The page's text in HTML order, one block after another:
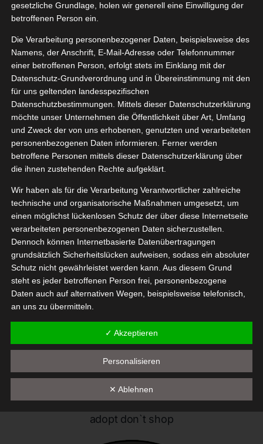
04, 2025
Factor
Pure
Glow
Haut Lifestyle
Max Factor Miracle Pure Golden Glow
Bronzer
April 1, 2025 | Beauty,Haut ,Lifestyle,Produktvorstellungen
adopt don`t shop
gesetzliche Grundlage, holen wir generell eine Einwilligung der
betroffenen Person ein.
Die Verarbeitung personenbezogener Daten, beispielsweise des
Namens, der Anschrift, E-Mail-Adresse oder Telefonnummer
einer betroffenen Person, erfolgt stets im Einklang mit der
Datenschutz-Grundverordnung und in Übereinstimmung mit den
für uns geltenden landesspezifischen
Datenschutzbestimmungen. Mittels dieser Datenschutzerklärung
möchte unser Unternehmen die Öffentlichkeit über Art, Umfang
und Zweck der von uns erhobenen, genutzten und verarbeiteten
personenbezogenen Daten informieren. Ferner werden
betroffene Personen mittels dieser Datenschutzerklärung über
die ihnen zustehenden Rechte aufgeklärt.
Wir haben als für die Verarbeitung Verantwortlicher zahlreiche
technische und organisatorische Maßnahmen umgesetzt, um
einen möglichst lückenlosen Schutz der über diese Internetseite
verarbeiteten personenbezogenen Daten sicherzustellen.
Dennoch können Internetbasierte Datenübertragungen
grundsätzlich Sicherheitslücken aufweisen, sodass ein absoluter
Schutz nicht gewährleistet werden kann. Aus diesem Grund
steht es jeder betroffenen Person frei, personenbezogene
Daten auch auf alternativen Wegen, beispielsweise telefonisch,
an uns zu übermitteln.
Begriffsbestimmungen
Die Datenschutzerklärung beruht auf den Begrifflichkeiten, die
durch den Europäischen Richtlinien- und Verordnungsgeber
beim Erlass der Datenschutz-Grundverordnung (DS-GVO)
Geschäftspartner einfach lesbar und verständlich sein. Um dies
✓ Akzeptieren
Personalisieren
✕ Ablehnen